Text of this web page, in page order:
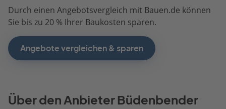
Durch einen Angebotsvergleich mit Bauen.de können
Sie bis zu 20 % Ihrer Baukosten sparen.
Angebote vergleichen & sparen
Über den Anbieter Büdenbender